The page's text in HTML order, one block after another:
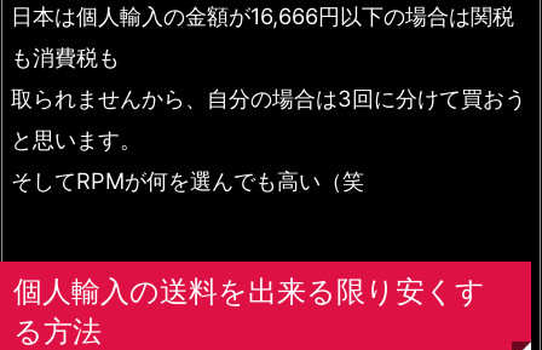
日本は個人輸入の金額が16,666円以下の場合は関税
も消費税も
取られませんから、自分の場合は3回に分けて買おう
と思います。
そしてRPMが何を選んでも高い（笑
個人輸入の送料を出来る限り安くす
る方法